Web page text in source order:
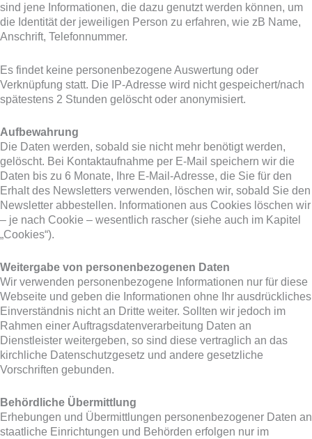
sind jene Informationen, die dazu genutzt werden können, um
die Identität der jeweiligen Person zu erfahren, wie zB Name,
Anschrift, Telefonnummer.
Es findet keine personenbezogene Auswertung oder
Verknüpfung statt. Die IP-Adresse wird nicht gespeichert/nach
spätestens 2 Stunden gelöscht oder anonymisiert.
Aufbewahrung
Die Daten werden, sobald sie nicht mehr benötigt werden,
gelöscht. Bei Kontaktaufnahme per E-Mail speichern wir die
Daten bis zu 6 Monate, Ihre E-Mail-Adresse, die Sie für den
Erhalt des Newsletters verwenden, löschen wir, sobald Sie den
Newsletter abbestellen. Informationen aus Cookies löschen wir
– je nach Cookie – wesentlich rascher (siehe auch im Kapitel
„Cookies“).
Weitergabe von personenbezogenen Daten
Wir verwenden personenbezogene Informationen nur für diese
Webseite und geben die Informationen ohne Ihr ausdrückliches
Einverständnis nicht an Dritte weiter. Sollten wir jedoch im
Rahmen einer Auftragsdatenverarbeitung Daten an
Dienstleister weitergeben, so sind diese vertraglich an das
kirchliche Datenschutzgesetz und andere gesetzliche
Vorschriften gebunden.
Behördliche Übermittlung
Erhebungen und Übermittlungen personenbezogener Daten an
staatliche Einrichtungen und Behörden erfolgen nur im